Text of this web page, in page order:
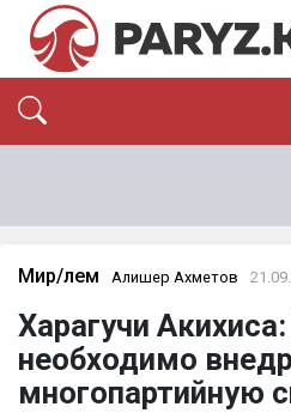
ОҚИҒА
News
Мир/Әлем Алишер Ахметов
Харагучи
необходимо
многопартийную